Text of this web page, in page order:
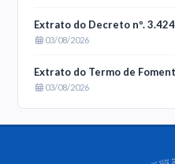
Extrato do Decreto nº.
03/08/2026
Extrato do Termo de
03/08/2026